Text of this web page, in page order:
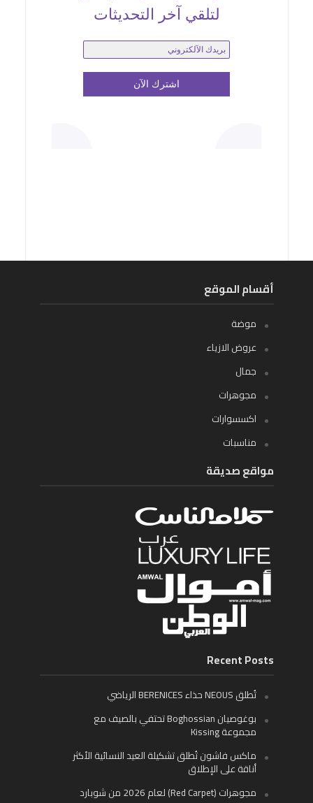
لتلقي آخر التحديثات
أقسام الموقع
موضة
عروض الازياء
جمال
مجوهرات
اكسسوارات
مناسبات
مواقع صديقة
Recent Posts
تُطلق NEOUS حذاء BERENICES الرياضي
بوغوصيان Boghossian تحتفي بالصيف مع
مجموعة Kissing
ماكس فاشون تُطلق تشكيلة العيد النسائية الأكثر
أناقة على الإطلاق
مجوهرات (Red Carpet) لعام 2026 من شوبارد